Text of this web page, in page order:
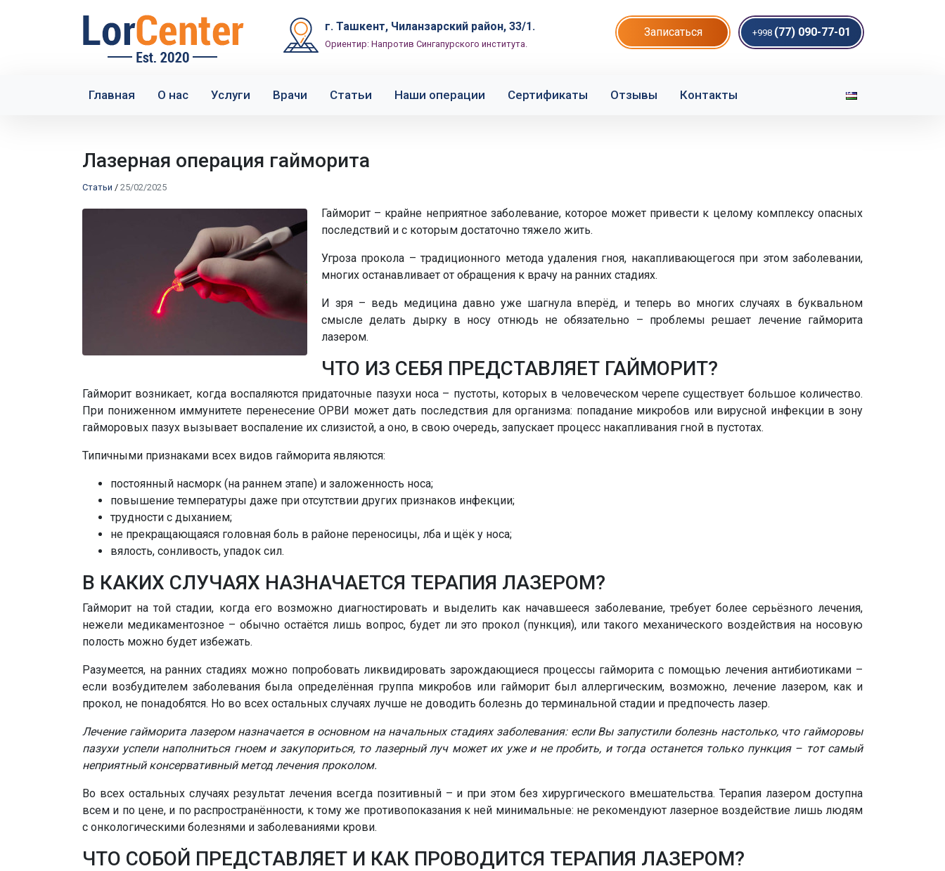
г. Ташкент, Чиланзарский район, 33/1.
Ориентир: Напротив Сингапурского института.
Записаться +998 (77) 090-77-01
Главная О нас Услуги Врачи Статьи Наши операции Сертификаты Отзывы Контакты
Лазерная операция гайморита
Статьи / 25/02/2025
Гайморит – крайне неприятное заболевание, которое может привести к целому комплексу опасных
последствий и с которым достаточно тяжело жить.
Угроза прокола – традиционного метода удаления гноя, накапливающегося при этом заболевании,
многих останавливает от обращения к врачу на ранних стадиях.
И зря – ведь медицина давно уже шагнула вперёд, и теперь во многих случаях в буквальном
смысле делать дырку в носу отнюдь не обязательно – проблемы решает лечение гайморита
лазером.
ЧТО ИЗ СЕБЯ ПРЕДСТАВЛЯЕТ ГАЙМОРИТ?
Гайморит возникает, когда воспаляются придаточные пазухи носа – пустоты, которых в человеческом черепе существует большое количество.
При пониженном иммунитете перенесение ОРВИ может дать последствия для организма: попадание микробов или вирусной инфекции в зону
гайморовых пазух вызывает воспаление их слизистой, а оно, в свою очередь, запускает процесс накапливания гной в пустотах.
Типичными признаками всех видов гайморита являются:
постоянный насморк (на раннем этапе) и заложенность носа;
повышение температуры даже при отсутствии других признаков инфекции;
трудности с дыханием;
не прекращающаяся головная боль в районе переносицы, лба и щёк у носа;
вялость, сонливость, упадок сил.
В КАКИХ СЛУЧАЯХ НАЗНАЧАЕТСЯ ТЕРАПИЯ ЛАЗЕРОМ?
Гайморит на той стадии, когда его возможно диагностировать и выделить как начавшееся заболевание, требует более серьёзного лечения,
нежели медикаментозное – обычно остаётся лишь вопрос, будет ли это прокол (пункция), или такого механического воздействия на носовую
полость можно будет избежать.
Разумеется, на ранних стадиях можно попробовать ликвидировать зарождающиеся процессы гайморита с помощью лечения антибиотиками –
если возбудителем заболевания была определённая группа микробов или гайморит был аллергическим, возможно, лечение лазером, как и
прокол, не понадобятся. Но во всех остальных случаях лучше не доводить болезнь до терминальной стадии и предпочесть лазер.
Лечение гайморита лазером назначается в основном на начальных стадиях заболевания: если Вы запустили болезнь настолько, что гайморовы
пазухи успели наполниться гноем и закупориться, то лазерный луч может их уже и не пробить, и тогда останется только пункция – тот самый
неприятный консервативный метод лечения проколом.
Во всех остальных случаях результат лечения всегда позитивный – и при этом без хирургического вмешательства. Терапия лазером доступна
всем и по цене, и по распространённости, к тому же противопоказания к ней минимальные: не рекомендуют лазерное воздействие лишь людям
с онкологическими болезнями и заболеваниями крови.
ЧТО СОБОЙ ПРЕДСТАВЛЯЕТ И КАК ПРОВОДИТСЯ ТЕРАПИЯ ЛАЗЕРОМ?